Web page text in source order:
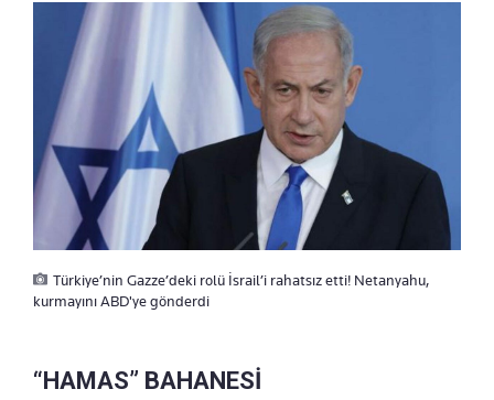
Türkiye’nin Gazze’deki rolü İsrail’i rahatsız etti! Netanyahu,
kurmayını ABD'ye gönderdi
“HAMAS” BAHANESİ